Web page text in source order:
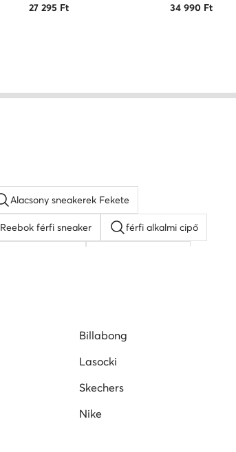
27 295 Ft
34 990Ft
Alacsony sneakerek Fekete
Reebok férfi sneaker férfi alkalmi cipő
Billabong
Lasocki
Skechers
Nike